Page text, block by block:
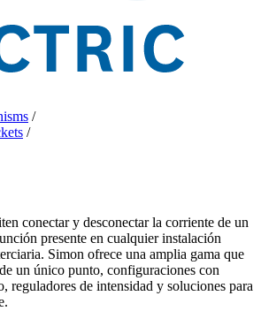
/
/
conectar y desconectar la corriente de un
presente en cualquier instalación
Simon ofrece una amplia gama que
un único punto, configuraciones con
reguladores de intensidad y soluciones para